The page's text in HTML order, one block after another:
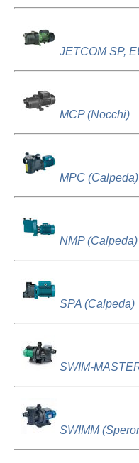
JETCOM SP,
MCP (Nocchi)
MPC (Calpeda)
NMP (Calpeda)
SPA (Calpeda)
SWIM-
SWIMM